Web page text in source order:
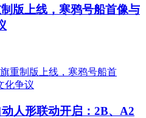
版上线，寒鸦号船首像与
人形联动开启：2B、A2